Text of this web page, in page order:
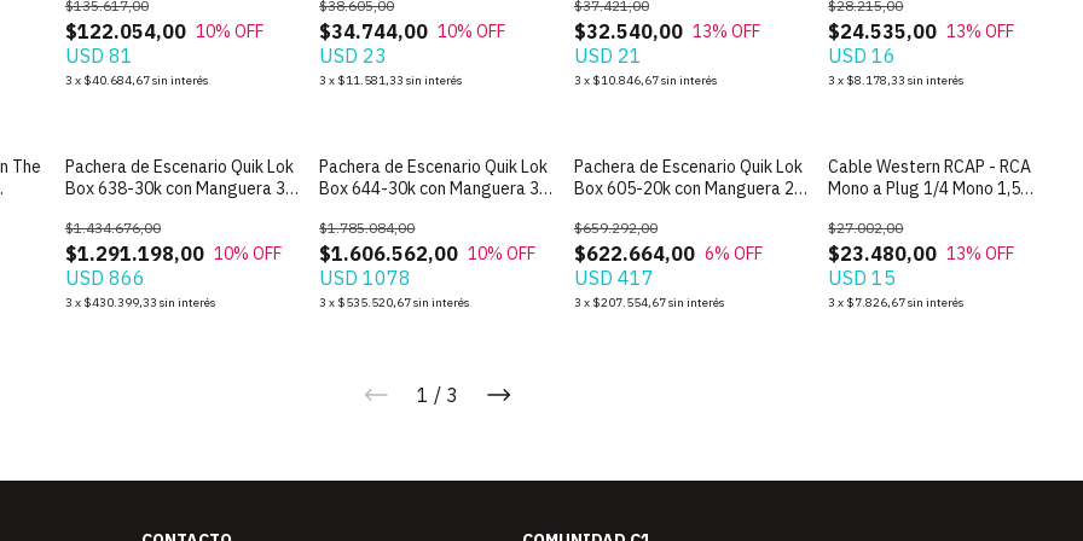
$122.054,00
$135.617,00
10% OFF
USD 81
3 x $40.684,67sin interés
$34.744,00
$38.605,00
10% OFF
USD 23
3 x $11.581,33 sin interés
$32.540,00
$37.421,00
13% OFF
USD 21
3 x $10.846,67sin interés
$24.535,00
$28.215,00
13% OFF
USD 16
3 x $8.178,33 sin interés
The
Pachera de Escenario Quik Lok
Box 638-30k con Manguera 30
$1.291.198,00
$1.434.676,00
10% OFF
USD 866
3 x $430.399,33 sin interés
Pachera de Escenario Quik Lok
Box 644-30k con Manguera 30
$1.606.562,00
$1.785.084,00
10% OFF
USD 1078
3 x $535.520,67sin interés
Pachera de Escenario Quik Lok
Box 605-20k con Manguera 20
$622.664,00
$659.292,00
6% OFF
USD 417
3 x $207.554,67sin interés
Cable Western RCAP - RCA
Mono a Plug 1/4 Mono 1,5
$23.480,00
$27.002,00
13% OFF
USD 15
3 x $7.826,67sin interés
1 / 3